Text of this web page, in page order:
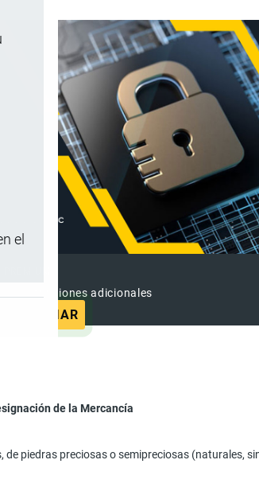
el
y funciones adicionales
ANUNCIAR
de la Mercancía
piedras preciosas o semipreciosas (naturales,